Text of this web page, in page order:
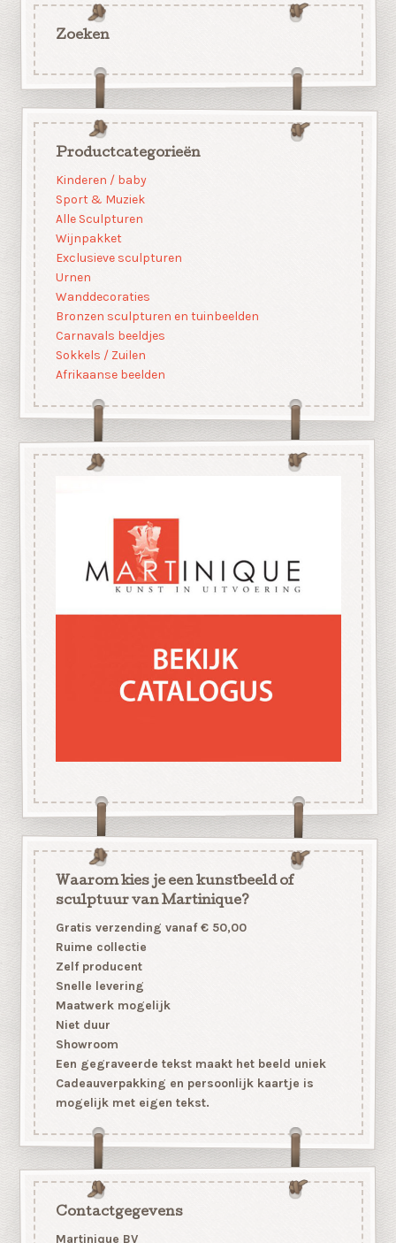
Zoeken
Productcategorieën
Kinderen / baby
Sport & Muziek
Alle Sculpturen
Wijnpakket
Exclusieve sculpturen
Urnen
Wanddecoraties
Bronzen sculpturen en tuinbeelden
Carnavals beeldjes
Sokkels / Zuilen
Afrikaanse beelden
Waarom kies je een kunstbeeld of
sculptuur van Martinique?
Gratis verzending vanaf € 50,00
Ruime collectie
Zelf producent
Snelle levering
Maatwerk mogelijk
Niet duur
Showroom
Een gegraveerde tekst maakt het beeld uniek
Cadeauverpakking en persoonlijk kaartje is
mogelijk met eigen tekst.
Contactgegevens
Martinique BV